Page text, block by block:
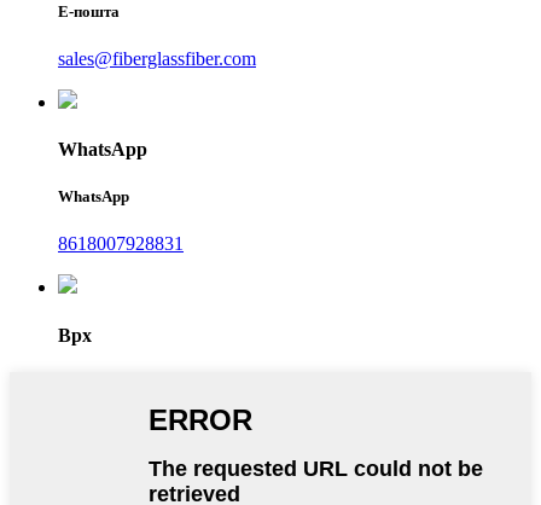
Е-пошта
sales@fiberglassfiber.com
WhatsApp
WhatsApp
8618007928831
Врх